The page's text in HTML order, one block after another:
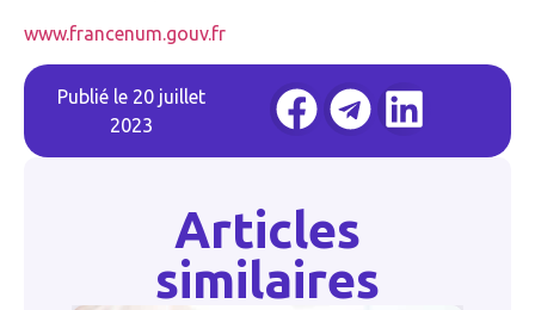
www.francenum.gouv.fr
Publié le 20 juillet
2023
Articles
similaires